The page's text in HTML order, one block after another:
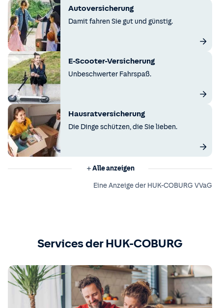
Autoversicherung
Damit fahren Sie gut und günstig.
E-Scooter-Versicherung
Unbeschwerter Fahrspaß.
Hausratversicherung
Die Dinge schützen, die Sie lieben.
Alle anzeigen
Eine Anzeige der HUK-COBURG VVaG
Services der HUK-COBURG